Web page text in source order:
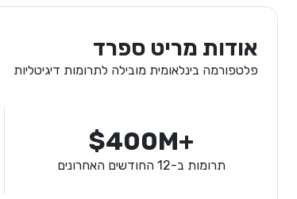
אודות מריט ספרד
פלטפורמה בינלאומית מובילה לתרומות דיגיטליות
$400M+
תרומות ב-12 החודשים האחרונים